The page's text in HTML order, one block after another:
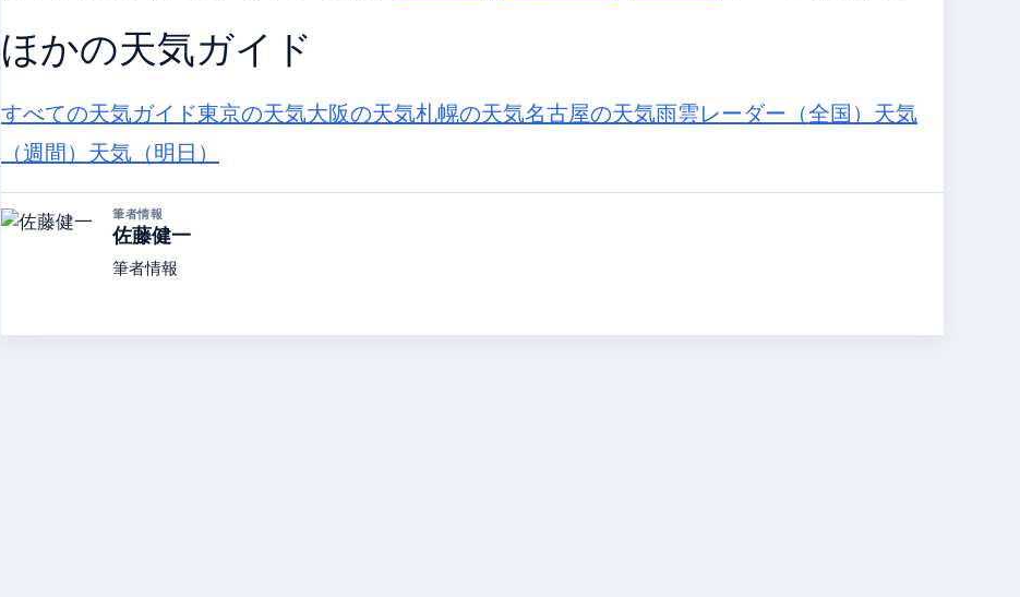
ほかの天気ガイド
すべての天気ガイド東京の天気大阪の天気札幌の天気名古屋の天気雨雲レーダー（全国） 天気
（週間） 天気（明日）
筆者情報
佐藤健一
筆者情報